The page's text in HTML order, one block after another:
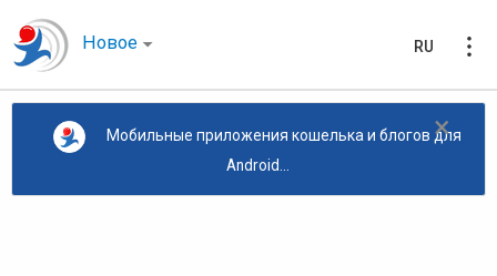
Новое RU
×
Мобильные приложения кошелька и блогов для
Android...